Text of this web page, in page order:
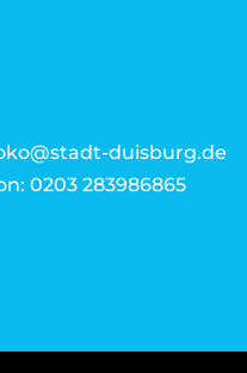
duisburg.de
0203 283986865